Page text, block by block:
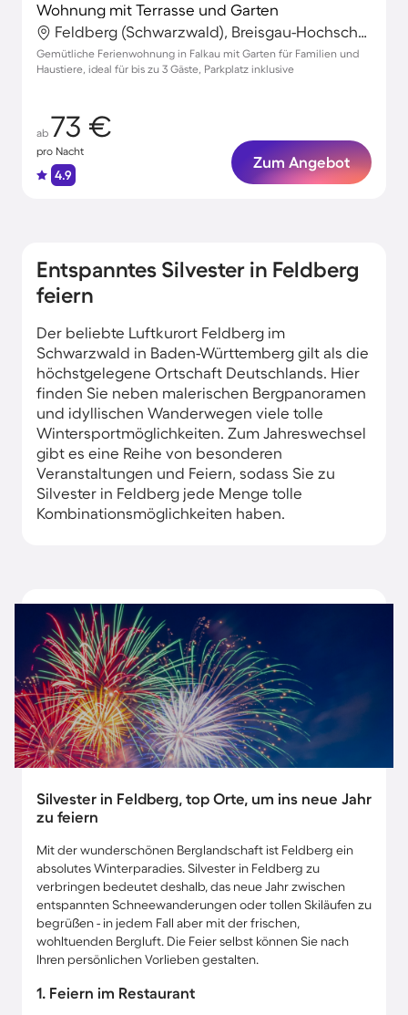
Wohnung mit Terrasse und Garten
Feldberg (Schwarzwald), Breisgau-Hochschwarzwald, Deutschland
Gemütliche Ferienwohnung in Falkau mit Garten für Familien und
Haustiere, ideal für bis zu 3 Gäste, Parkplatz inklusive
ab 73 €
pro Nacht
4.9
Zum Angebot
Entspanntes Silvester in Feldberg
feiern
Der beliebte Luftkurort Feldberg im
Schwarzwald in Baden-Württemberg gilt als die
höchstgelegene Ortschaft Deutschlands. Hier
finden Sie neben malerischen Bergpanoramen
und idyllischen Wanderwegen viele tolle
Wintersportmöglichkeiten. Zum Jahreswechsel
gibt es eine Reihe von besonderen
Veranstaltungen und Feiern, sodass Sie zu
Silvester in Feldberg jede Menge tolle
Kombinationsmöglichkeiten haben.
Silvester in Feldberg, top Orte, um ins neue Jahr
zu feiern
Mit der wunderschönen Berglandschaft ist Feldberg ein
absolutes Winterparadies. Silvester in Feldberg zu
verbringen bedeutet deshalb, das neue Jahr zwischen
entspannten Schneewanderungen oder tollen Skiläufen zu
begrüßen - in jedem Fall aber mit der frischen,
wohltuenden Bergluft. Die Feier selbst können Sie nach
Ihren persönlichen Vorlieben gestalten.
1. Feiern im Restaurant